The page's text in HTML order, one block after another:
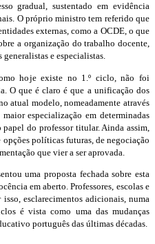
gradual, sustentado em evidência
O próprio ministro tem referido que
externas, como a OCDE, o que
a organização do trabalho docente,
e especialistas.
hoje existe no 1.º ciclo, não foi
O que é claro é que a unificação dos
atual modelo, nomeadamente através
especialização em determinadas
do professor titular. Ainda assim,
políticas futuras, de negociação
que vier a ser aprovada.
uma proposta fechada sobre esta
em aberto. Professores, escolas e
esclarecimentos adicionais, numa
é vista como uma das mudanças
português das últimas décadas.